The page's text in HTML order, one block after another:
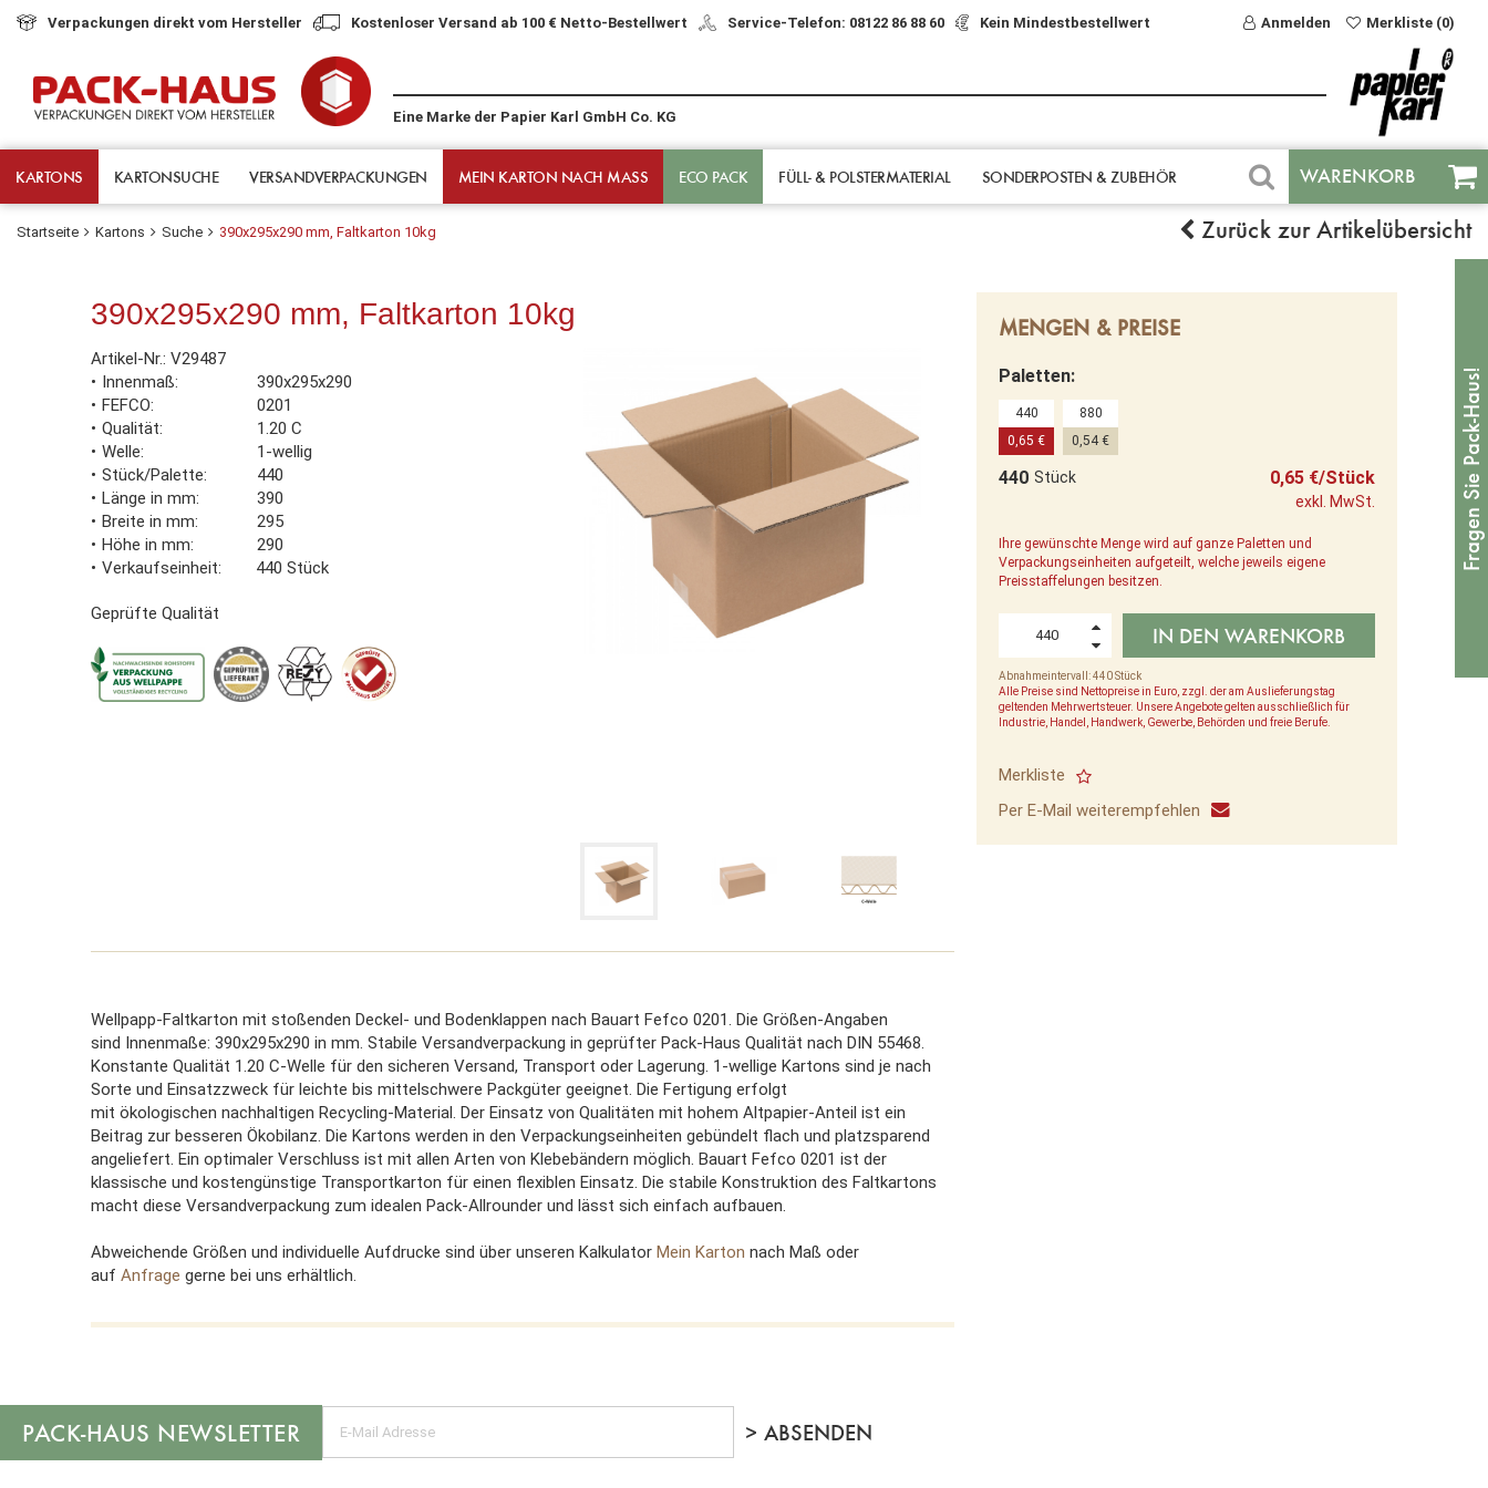
Verpackungen direkt vom Hersteller Kostenloser Versand ab 100 € Netto-Bestellwert Service-Telefon: 08122 86 88 60 Kein Mindestbestellwert Anmelden Merkliste (0)
Zurück zur Artikelübersicht
Startseite Kartons Suche 390x295x290 mm, Faltkarton 10kg
Eine Marke der Papier Karl GmbH Co. KG
KARTONS KARTONSUCHE VERSANDVERPACKUNGEN MEIN KARTON NACH MASS ECO PACK FÜLL- & POLSTER­MATERIAL SONDERPOSTEN & ZUBEHÖR WARENKORB
390x295x290 mm, Faltkarton 10kg
Artikel-Nr.: V29487
Innenmaß
390x295x290
FEFCO
0201
Qualität
1.20 C
Welle
1-wellig
Stück/Palette
440
Länge in mm
390
Breite in mm
295
Höhe in mm
290
Verkaufseinheit
440 Stück
Geprüfte Qualität
Wellpapp-Faltkarton mit stoßenden Deckel- und Bodenklappen nach Bauart Fefco 0201. Die Größen-Angaben
sind Innenmaße: 390x295x290 in mm. Stabile Versandverpackung in geprüfter Pack-Haus Qualität nach DIN 55468.
Konstante Qualität 1.20 C-Welle für den sicheren Versand, Transport oder Lagerung. 1-wellige Kartons sind je nach
Sorte und Einsatzzweck für leichte bis mittelschwere Packgüter geeignet. Die Fertigung erfolgt
mit ökologischen nachhaltigen Recycling-Material. Der Einsatz von Qualitäten mit hohem Altpapier-Anteil ist ein
Beitrag zur besseren Ökobilanz. Die Kartons werden in den Verpackungseinheiten gebündelt flach und platzsparend
angeliefert. Ein optimaler Verschluss ist mit allen Arten von Klebebändern möglich. Bauart Fefco 0201 ist der
klassische und kostengünstige Transportkarton für einen flexiblen Einsatz. Die stabile Konstruktion des Faltkartons
macht diese Versandverpackung zum idealen Pack-Allrounder und lässt sich einfach aufbauen.
Abweichende Größen und individuelle Aufdrucke sind über unseren Kalkulator Mein Karton nach Maß oder
auf Anfrage gerne bei uns erhältlich.
MENGEN & PREISE
Paletten:
440
0,65 €
880
0,54 €
440 Stück 0,65 €/Stück
exkl. MwSt.
Ihre gewünschte Menge wird auf ganze Paletten und
Verpackungseinheiten aufgeteilt, welche jeweils eigene
Preisstaffelungen besitzen.
Abnahmeintervall: 440 Stück
Alle Preise sind Nettopreise in Euro, zzgl. der am Auslieferungstag
geltenden Mehrwertsteuer. Unsere Angebote gelten ausschließlich für
Industrie, Handel, Handwerk, Gewerbe, Behörden und freie Berufe.
IN DEN WARENKORB
Merkliste
Per E-Mail weiterempfehlen
NEWSLETTER